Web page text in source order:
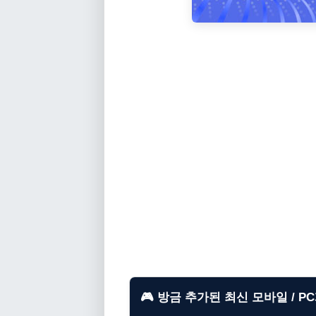
🎮 방금 추가된 최신 모바일 /